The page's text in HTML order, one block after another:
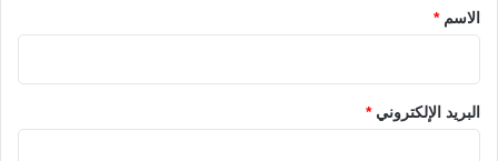
*
الاسم*
البريد الإلكتروني*